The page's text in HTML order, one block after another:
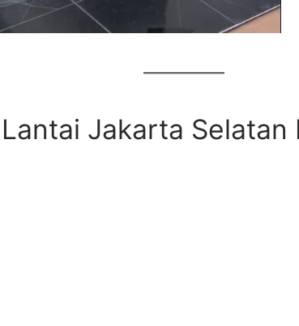
Jakarta